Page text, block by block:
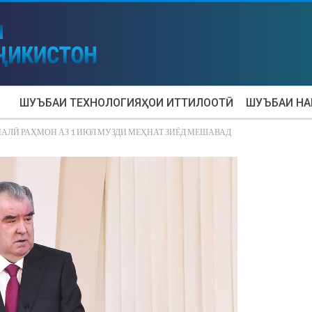
ШУЪБАИ ТЕХНОЛОГИЯҲОИ ИТТИЛООТӢ ШУЪБАИ
РАҲМОН АЗ 1 ИЮЛ МУЗДИ МЕҲНАТ ЗИЁД МЕШАВАД